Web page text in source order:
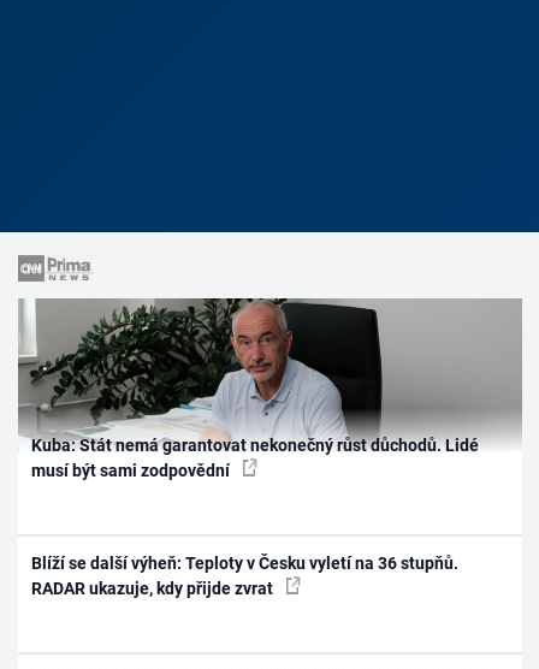
Kuba: Stát nemá garantovat nekonečný růst důchodů. Lidé
musí být sami zodpovědní
Blíží se další výheň: Teploty v Česku vyletí na 36 stupňů.
RADAR ukazuje, kdy přijde zvrat